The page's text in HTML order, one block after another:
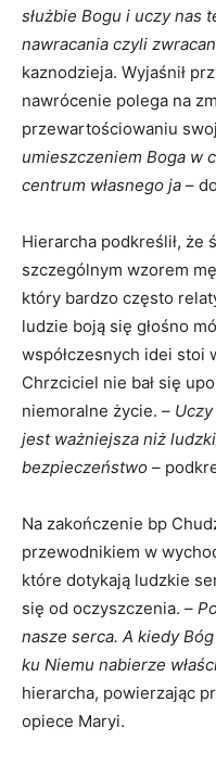
służbie Bogu i uczy nas
nawracania czyli
kaznodzieja. Wyjaśnił
nawrócenie polega na
przewartościowaniu
umieszczeniem Boga w
centrum własnego ja –
Hierarcha podkreślił, że
szczególnym wzorem
który bardzo często
ludzie boją się głośno
współczesnych idei stoi
Chrzciciel nie bał się
niemoralne życie. –
jest ważniejsza niż
bezpieczeństwo –
Na zakończenie bp
przewodnikiem w
które dotykają ludzkie
się od oczyszczenia. –
nasze serca. A kiedy
ku Niemu nabierze
hierarcha, powierzając
opiece Maryi.